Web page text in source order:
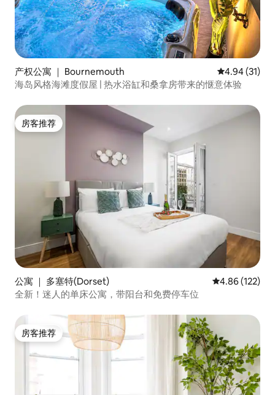
产权公寓 ｜ Bournemouth 平均评分
4.94 (31)
海岛风格海滩度假屋 | 热水浴缸和桑拿房带来的惬意体验
房客推荐
房客推荐
公寓 ｜ 多塞特(Dorset) 平均评分 4.86
4.86 (122)
全新！迷人的单床公寓，带阳台和免费停车位
房客推荐
房客推荐